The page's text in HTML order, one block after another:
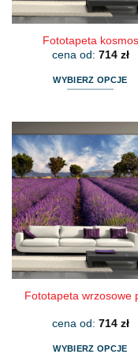
produktu
Fototapeta kosmos
cena od: 714 zł
WYBIERZ OPCJE
ma
wiele
Opcje
można
wybrać
na
stronie
produktu
Fototapeta wrzosowe
cena od: 714 zł
WYBIERZ OPCJE